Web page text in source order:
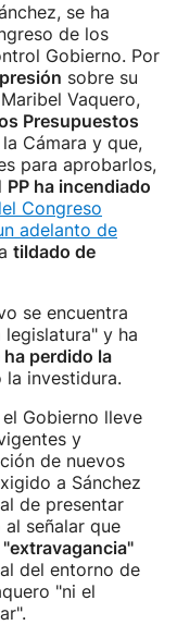
se ha
de los
Gobierno. Por
sobre su
Vaquero,
Presupuestos
Cámara y que,
para aprobarlos,
PP ha incendiado
Congreso
adelanto de
tildado de
se encuentra
y ha
perdido la
investidura.
Gobierno lleve
y
de nuevos
a Sánchez
de presentar
señalar que
"extravagancia"
del entorno de
"ni el